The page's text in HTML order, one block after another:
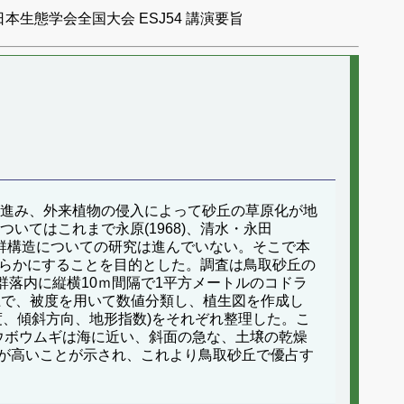
本生態学会全国大会 ESJ54 講演要旨
み、外来植物の侵入によって砂丘の草原化が地
いてはこれまで永原(1968)、清水・永田
造についての研究は進んでいない。そこで本
かにすることを目的とした。調査は鳥取砂丘の
内に縦横10ｍ間隔で1平方メートルのコドラ
、被度を用いて数値分類し、植生図を作成し
傾斜方向、地形指数)をそれぞれ整理した。こ
ウムギは海に近い、斜面の急な、土壌の乾燥
高いことが示され、これより鳥取砂丘で優占す